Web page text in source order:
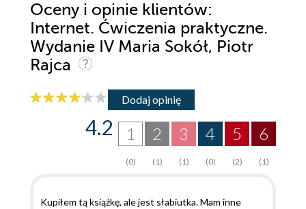
Oceny i opinie klientów:
Internet. Ćwiczenia praktyczne.
Wydanie IV Maria Sokół, Piotr
Rajca
Dodaj opinię
6
(1)
5
(2)
4
(0)
3
(1)
2
(1)
1
(0)
4.2
Kupiłem tą książkę, ale jest słabiutka. Mam inne